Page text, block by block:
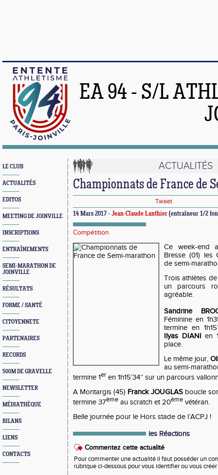
EA 94 - S/L
LE CLUB
ACTUALITÉS
EDITOS
MEETING DE JOINVILLE
INSCRIPTIONS
ENTRAÎNEMENTS
SEMI-MARATHON DE
JOINVILLE
RÉSULTATS
FORME / SANTÉ
CITOYENNETE
PARTENAIRES
RECORDS
500M DE GRAVELLE
NEWSLETTER
MÉDIATHÈQUE
BILANS
LIENS
CONTACTS
ACTUALITÉS
Championnats de France de
Tweet
14 Mars 2017 - Jean-Claude Lanthier (entraîneur 1/2
Compétition
Ce week-end
Bresse (01) les
de semi-
Trois athlètes de
un parcours
agréable.
Sandrine
Féminine en
termine en
Ilyas DIANI en
place.
Le même jour,
au semi-
termine 1er en 1h15’34’’ sur un parcours
A Montargis (45) Franck JOUGLAS boucle
termine 37ème au scratch et 20ème vétéran.
Belle journée pour le Hors stade de l’ACPJ !
les Réactions
Commentez cette actualité
Pour commenter une actualité il faut posséder un
rubrique ci-dessous pour vous identifier ou vous